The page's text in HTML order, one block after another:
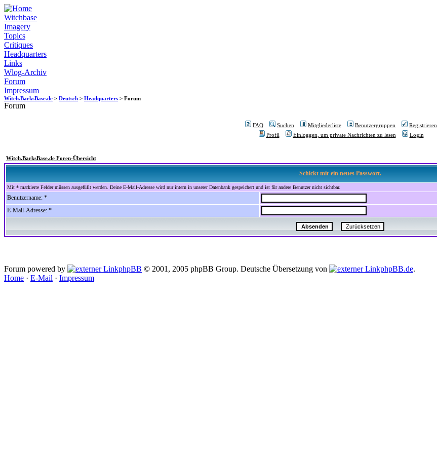
Witchbase
Imagery
Topics
Critiques
Headquarters
Links
Wlog-Archiv
Forum
Impressum
Witch.BarksBase.de > Deutsch > Headquarters > Forum
Forum
FAQ Suchen Mitgliederliste Benutzergruppen
Registrieren
Profil
Einloggen, um private Nachrichten zu lesen Login
Witch.BarksBase.de Foren-Übersicht
Schickt mir ein neues Passwort.
Mit * markierte Felder müssen ausgefüllt werden. Deine E-Mail-Adresse wird nur intern in unserer Datenbank gespeichert und ist für andere Benutzer nicht sichtbar.
Benutzername: *
E-Mail-Adresse: *
Forum powered by phpBB © 2001, 2005 phpBB Group. Deutsche Übersetzung von phpBB.de.
Home · E-Mail · Impressum